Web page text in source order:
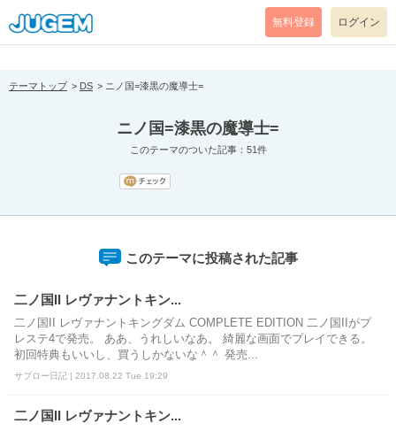
[pear_error: message="Success" code=0 mode=return level=notice
prefix="" info=""]
無料登録 ログイン
テーマトップ DS ニノ国=漆黒の魔導士=
ニノ国=漆黒の魔導士=
このテーマのついた記事：51件
このテーマに投稿された記事
二ノ国II レヴァナントキン...
二ノ国II レヴァナントキングダム COMPLETE EDITION 二ノ国IIがプ
レステ4で発売。 ああ、うれしいなあ。 綺麗な画面でプレイできる。
初回特典もいいし、買うしかないな＾＾ 発売...
サブロー日記 | 2017.08.22 Tue 19:29
二ノ国II レヴァナントキン...